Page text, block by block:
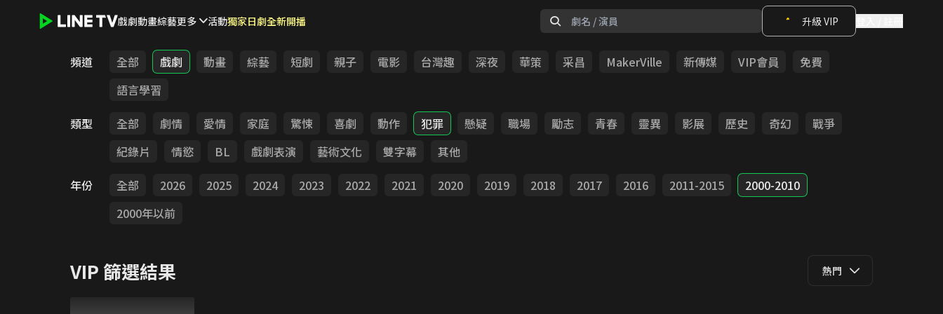
戲劇動畫綜藝更多 活動獨家日劇全新開播 升級 VIP
頻道 全部 戲劇 動畫 綜藝 短劇 親子 電影 台灣趣 深夜 華策 采昌 MakerVille 新傳媒 VIP會員
免費
語言學習
類型
全部 劇情 愛情 家庭 驚悚 喜劇 動作 犯罪 懸疑 職場 勵志 青春 靈異 影展 歷史 奇幻
戰爭
紀錄片
情慾 BL 戲劇表演 藝術文化 雙字幕
其他
年份
全部 2026 2025 2024 2023 2022 2021 2020 2019 2018 2017 2016 2011-2015
2000-2010
2000年以前
VIP 篩選結果 熱門